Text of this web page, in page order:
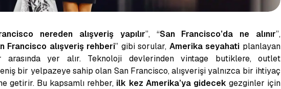
nereden alışveriş yapılır”, “San Francisco’da ne alınır”,
Francisco alışveriş rehberi” gibi sorular, Amerika seyahati planlayan
arasında yer alır. Teknoloji devlerinden vintage butiklere, outlet
bir yelpazeye sahip olan San Francisco, alışverişi yalnızca bir ihtiyaç
getirir. Bu kapsamlı rehber, ilk kez Amerika’ya gidecek gezginler için